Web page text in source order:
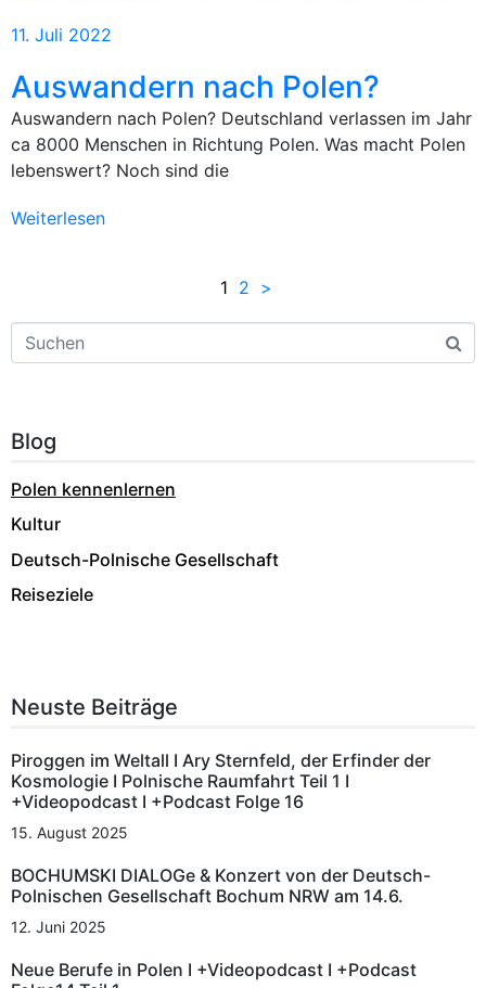
11. Juli 2022
Auswandern nach Polen?
Auswandern nach Polen? Deutschland verlassen im Jahr
ca 8000 Menschen in Richtung Polen. Was macht Polen
lebenswert? Noch sind die
Weiterlesen
1 2 >
Blog
Polen kennenlernen
Kultur
Deutsch-Polnische Gesellschaft
Reiseziele
Neuste Beiträge
Piroggen im Weltall I Ary Sternfeld, der Erfinder der
Kosmologie I Polnische Raumfahrt Teil 1 I
+Videopodcast I +Podcast Folge 16
15. August 2025
BOCHUMSKI DIALOGe & Konzert von der Deutsch-
Polnischen Gesellschaft Bochum NRW am 14.6.
12. Juni 2025
Neue Berufe in Polen I +Videopodcast I +Podcast